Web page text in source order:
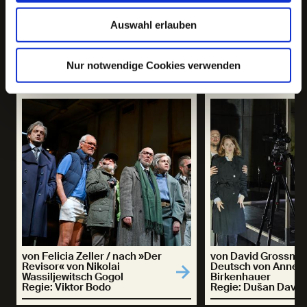
Auswahl erlauben
Nur notwendige Cookies verwenden
Eva Maria Nikolaus
Previous slide Next slide
Die gläserne Stadt
von Felicia Zeller / nach »Der
Revisor« von Nikolai
Wassiljewitsch Gogol
Regie: Viktor Bodo
Was Nina
von David
Deutsch von Anne
Birkenhauer
Regie: Dušan